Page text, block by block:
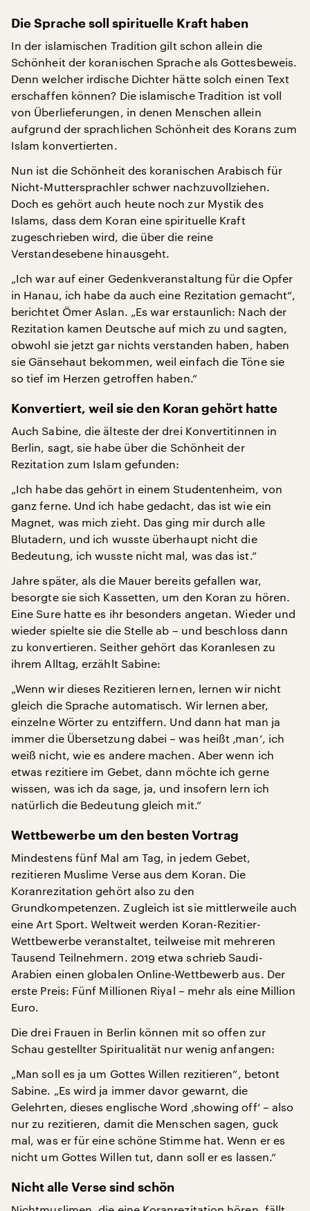
Die Sprache soll spirituelle Kraft haben
In der islamischen Tradition gilt schon allein die
Schönheit der koranischen Sprache als Gottesbeweis.
Denn welcher irdische Dichter hätte solch einen Text
erschaffen können? Die islamische Tradition ist voll
von Überlieferungen, in denen Menschen allein
aufgrund der sprachlichen Schönheit des Korans zum
Islam konvertierten.
Nun ist die Schönheit des koranischen Arabisch für
Nicht-Muttersprachler schwer nachzuvollziehen.
Doch es gehört auch heute noch zur Mystik des
Islams, dass dem Koran eine spirituelle Kraft
zugeschrieben wird, die über die reine
Verstandesebene hinausgeht.
„Ich war auf einer Gedenkveranstaltung für die Opfer
in Hanau, ich habe da auch eine Rezitation gemacht“,
berichtet Ömer Aslan. „Es war erstaunlich: Nach der
Rezitation kamen Deutsche auf mich zu und sagten,
obwohl sie jetzt gar nichts verstanden haben, haben
sie Gänsehaut bekommen, weil einfach die Töne sie
so tief im Herzen getroffen haben.“
Konvertiert, weil sie den Koran gehört hatte
Auch Sabine, die älteste der drei Konvertitinnen in
Berlin, sagt, sie habe über die Schönheit der
Rezitation zum Islam gefunden:
„Ich habe das gehört in einem Studentenheim, von
ganz ferne. Und ich habe gedacht, das ist wie ein
Magnet, was mich zieht. Das ging mir durch alle
Blutadern, und ich wusste überhaupt nicht die
Bedeutung, ich wusste nicht mal, was das ist.“
Jahre später, als die Mauer bereits gefallen war,
besorgte sie sich Kassetten, um den Koran zu hören.
Eine Sure hatte es ihr besonders angetan. Wieder und
wieder spielte sie die Stelle ab – und beschloss dann
zu konvertieren. Seither gehört das Koranlesen zu
ihrem Alltag, erzählt Sabine:
„Wenn wir dieses Rezitieren lernen, lernen wir nicht
gleich die Sprache automatisch. Wir lernen aber,
einzelne Wörter zu entziffern. Und dann hat man ja
immer die Übersetzung dabei – was heißt ‚man‘, ich
weiß nicht, wie es andere machen. Aber wenn ich
etwas rezitiere im Gebet, dann möchte ich gerne
wissen, was ich da sage, ja, und insofern lern ich
natürlich die Bedeutung gleich mit.“
Wettbewerbe um den besten Vortrag
Mindestens fünf Mal am Tag, in jedem Gebet,
rezitieren Muslime Verse aus dem Koran. Die
Koranrezitation gehört also zu den
Grundkompetenzen. Zugleich ist sie mittlerweile auch
eine Art Sport. Weltweit werden Koran-Rezitier-
Wettbewerbe veranstaltet, teilweise mit mehreren
Tausend Teilnehmern. 2019 etwa schrieb Saudi-
Arabien einen globalen Online-Wettbewerb aus. Der
erste Preis: Fünf Millionen Riyal – mehr als eine Million
Euro.
Die drei Frauen in Berlin können mit so offen zur
Schau gestellter Spiritualität nur wenig anfangen:
„Man soll es ja um Gottes Willen rezitieren“, betont
Sabine. „Es wird ja immer davor gewarnt, die
Gelehrten, dieses englische Word ‚showing off‘ – also
nur zu rezitieren, damit die Menschen sagen, guck
mal, was er für eine schöne Stimme hat. Wenn er es
nicht um Gottes Willen tut, dann soll er es lassen.“
Nicht alle Verse sind schön